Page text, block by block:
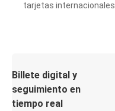
tarjetas internacionales
Billete digital y
seguimiento en
tiempo real